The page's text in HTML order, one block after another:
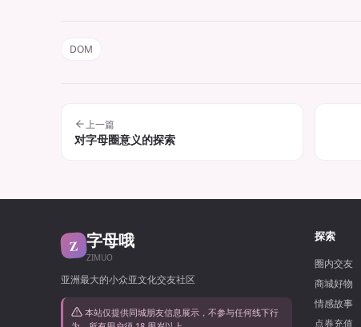
DOM
上一篇
对字母圈意义的探索
Z 字母哦
ZIMUO
亚洲最大的小众亚文化交友社区
本站仅提供同城朋友信息展示，不参与任何线下行
探索
圈内交友
商城好物
情感故事
点券充值